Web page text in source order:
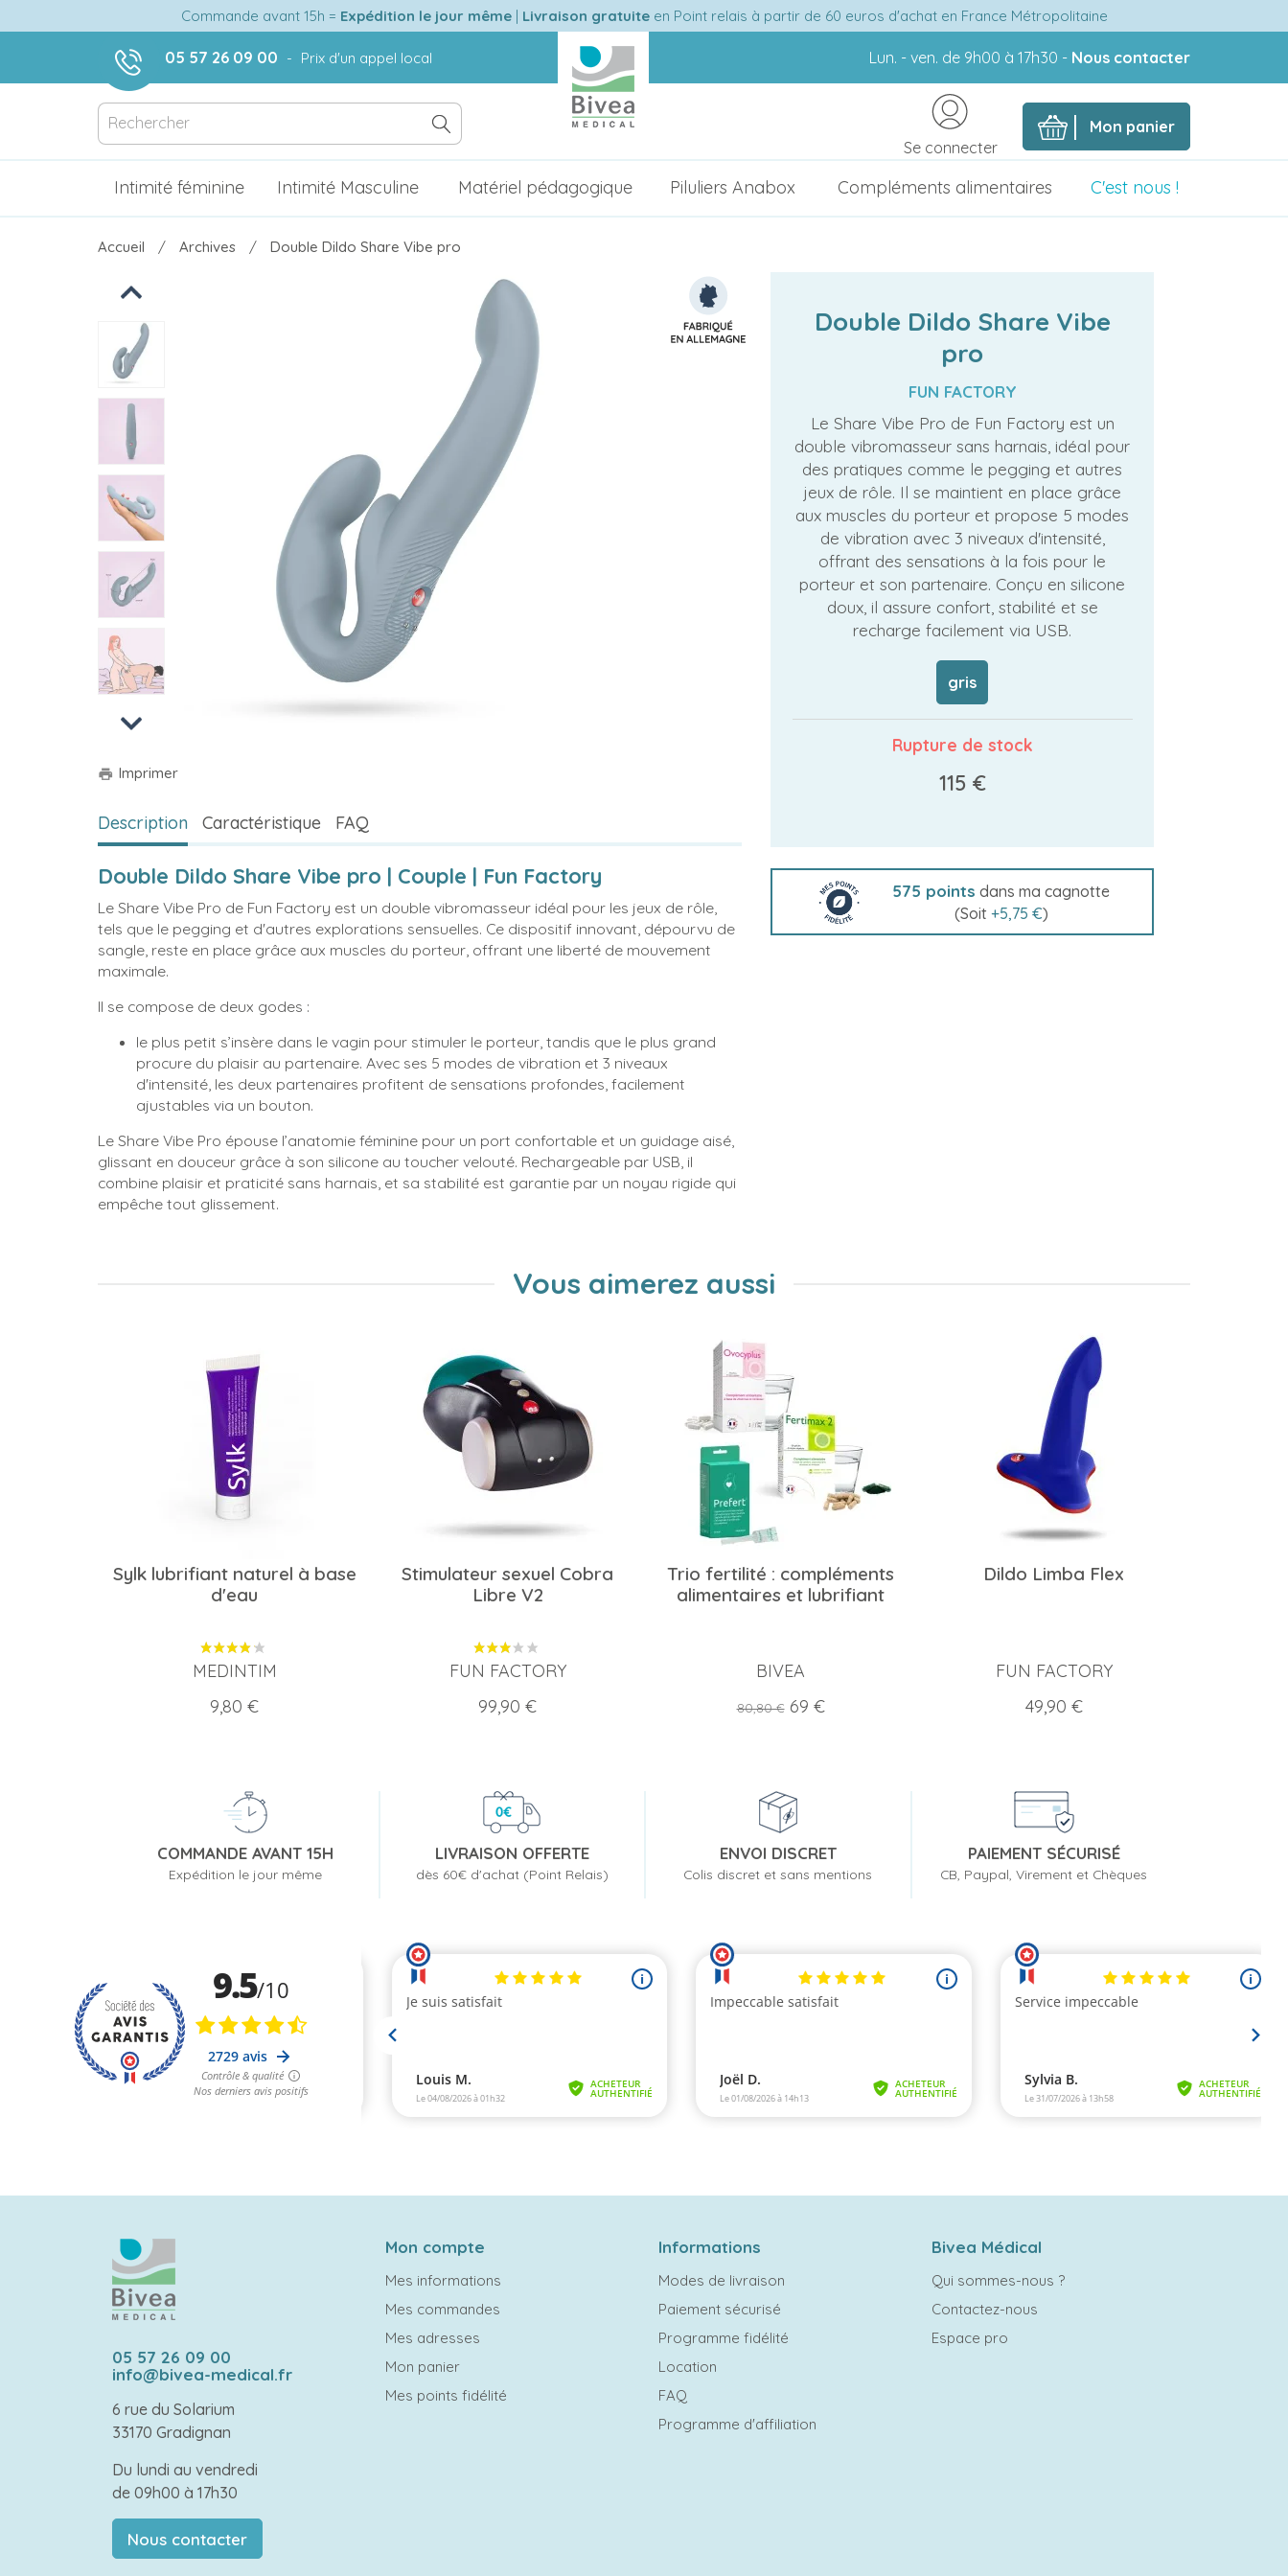
Commande avant 15h = Expédition le jour même| Livraison gratuiteen Point relais à partir de 60 euros d'achat en France Métropolitaine
05 57 26 09 00 - Prix d'un appel local Lun. - ven. de 9h00 à 17h30 - Nous contacter
Mon panier
Se connecter
Intimité féminine Intimité Masculine Matériel pédagogique Piluliers Anabox Compléments alimentaires C'est nous !
Accueil Archives Double Dildo Share Vibe pro
Previous
Next
print Imprimer
Double Dildo Share Vibe
pro
FUN FACTORY
Le Share Vibe Pro de Fun Factory est un
double vibromasseur sans harnais, idéal pour
des pratiques comme le pegging et autres
jeux de rôle. Il se maintient en place grâce
aux muscles du porteur et propose 5 modes
de vibration avec 3 niveaux d'intensité,
offrant des sensations à la fois pour le
porteur et son partenaire. Conçu en silicone
doux, il assure confort, stabilité et se
recharge facilement via USB.
gris
Rupture de stock
115 €
575 points dans ma cagnotte
(Soit +5,75 €)
Description Caractéristique FAQ
Double Dildo Share Vibe pro | Couple | Fun Factory
Le Share Vibe Pro de Fun Factory est un double vibromasseur idéal pour les jeux de rôle,
tels que le pegging et d'autres explorations sensuelles. Ce dispositif innovant, dépourvu de
sangle, reste en place grâce aux muscles du porteur, offrant une liberté de mouvement
maximale.
Il se compose de deux godes :
le plus petit s’insère dans le vagin pour stimuler le porteur, tandis que le plus grand
procure du plaisir au partenaire. Avec ses 5 modes de vibration et 3 niveaux
d'intensité, les deux partenaires profitent de sensations profondes, facilement
ajustables via un bouton.
Le Share Vibe Pro épouse l’anatomie féminine pour un port confortable et un guidage aisé,
glissant en douceur grâce à son silicone au toucher velouté. Rechargeable par USB, il
combine plaisir et praticité sans harnais, et sa stabilité est garantie par un noyau rigide qui
empêche tout glissement.
Vous aimerez aussi
Sylk lubrifiant naturel à base
d'eau
MEDINTIM
Prix
9,80 €
Stimulateur sexuel Cobra
Libre V2
FUN FACTORY
Prix
99,90 €
Trio fertilité : compléments
alimentaires et lubrifiant
BIVEA
Prix
80,80 € Prix
69 €
Dildo Limba Flex
FUN FACTORY
Prix
49,90 €
COMMANDE AVANT 15H
Expédition le jour même
LIVRAISON OFFERTE
dès 60€ d'achat (Point Relais)
ENVOI DISCRET
Colis discret et sans mentions
PAIEMENT SÉCURISÉ
CB, Paypal, Virement et Chèques
05 57 26 09 00
info@bivea-medical.fr
6 rue du Solarium
33170 Gradignan
Du lundi au vendredi
de 09h00 à 17h30
Nous contacter
Mon compte
Mes informations
Mes commandes
Mes adresses
Mon panier
Mes points fidélité
Informations
Modes de livraison
Paiement sécurisé
Programme fidélité
Location
FAQ
Programme d'affiliation
Bivea Médical
Qui sommes-nous ?
Contactez-nous
Espace pro